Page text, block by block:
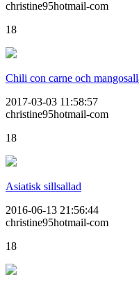
christine95hotmail-com
18
Chili con carne och
2017-03-03 11:58:57
christine95hotmail-com
18
Asiatisk sillsallad
2016-06-13 21:56:44
christine95hotmail-com
18